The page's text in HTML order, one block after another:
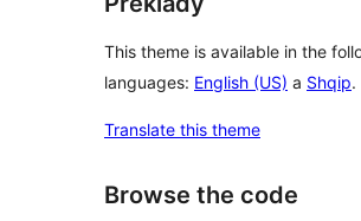
This theme is available in the
languages: English (US) a Shqip.
Translate this theme
Browse the code